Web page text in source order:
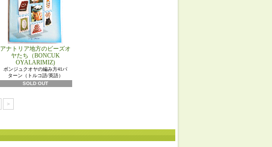
アナトリア地方のビーズオ
ヤたち（BONCUK
OYALARIMIZ)
ボンジュクオヤの編み方41パ
ターン（トルコ語/英語）
SOLD OUT
>